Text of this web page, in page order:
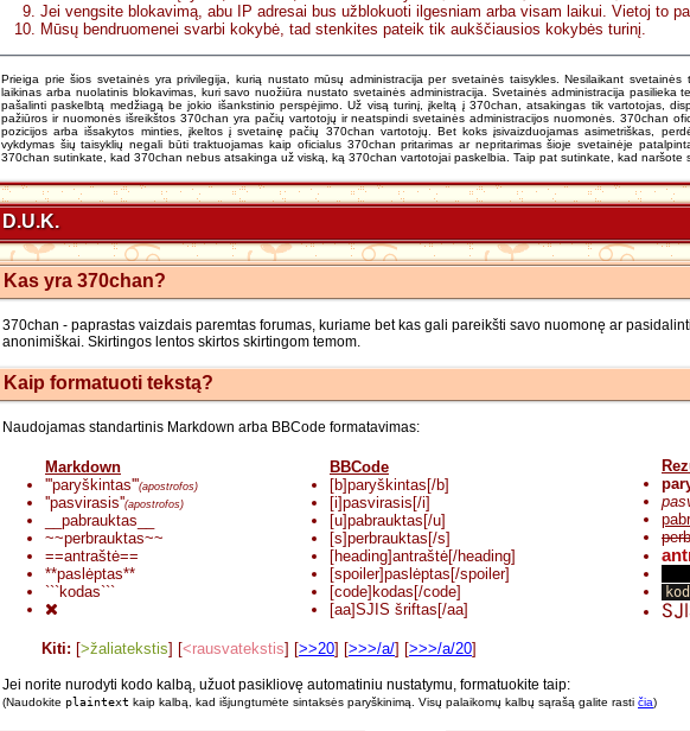
Jei vengsite blokavimą, abu IP adresai bus užblokuoti ilgesniam arba visam laikui. Vietoj to
Mūsų bendruomenei svarbi kokybė, tad stenkites pateik tik aukščiausios kokybės turinį.
Prieiga prie šios svetainės yra privilegija, kurią nustato mūsų administracija per svetainės taisykles. Nesilaikant svetainės
laikinas arba nuolatinis blokavimas, kuri savo nuožiūra nustato svetainės administracija. Svetainės administracija pasilieka
pašalinti paskelbtą medžiagą be jokio išankstinio perspėjimo. Už visą turinį, įkeltą į 370chan, atsakingas tik vartotojas,
pažiūros ir nuomonės išreikštos 370chan yra pačių vartotojų ir neatspindi svetainės administracijos nuomonės. 370chan
pozicijos arba išsakytos minties, įkeltos į svetainę pačių 370chan vartotojų. Bet koks įsivaizduojamas asimetriškas,
vykdymas šių taisyklių negali būti traktuojamas kaip oficialus 370chan pritarimas ar nepritarimas šioje svetainėje
370chan sutinkate, kad 370chan nebus atsakinga už viską, ką 370chan vartotojai paskelbia. Taip pat sutinkate, kad naršote
D.U.K.
Kas yra 370chan?
370chan - paprastas vaizdais paremtas forumas, kuriame bet kas gali pareikšti savo nuomonę ar
anonimiškai. Skirtingos lentos skirtos skirtingom temom.
Kaip formatuoti tekstą?
Naudojamas standartinis Markdown arba BBCode formatavimas:
Markdown
'''paryškintas'''(apostrofos)
''pasvirasis''(apostrofos)
__pabrauktas__
~~perbrauktas~~
==antraštė==
**paslėptas**
```kodas```
BBCode
[b]paryškintas[/b]
[i]pasvirasis[/i]
[u]pabrauktas[/u]
[s]perbrauktas[/s]
[heading]antraštė[/heading]
[spoiler]paslėptas[/spoiler]
[code]kodas[/code]
[aa]SJIS šriftas[/aa]
Kiti: [>žaliatekstis] [<rausvatekstis] [>>20] [>>>/a/] [>>>/a/20]
Jei norite nurodyti kodo kalbą, užuot pasikliovę automatiniu nustatymu, formatuokite taip:
(Naudokite plaintext kaip kalbą, kad išjungtumėte sintaksės paryškinimą. Visų palaikomų kalbų sąrašą galite rasti čia)